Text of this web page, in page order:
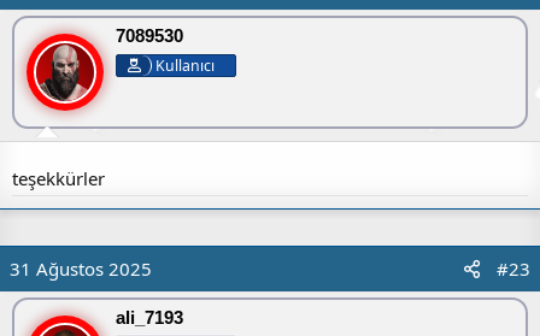
7089530
Kullanıcı
teşekkürler
31 Ağustos 2025 #23
ali_7193